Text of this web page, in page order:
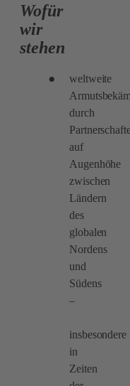
Wofür
wir
stehen
weltweite
durch
auf
Augenhöhe
zwischen
Ländern
des
globalen
Nordens
und
Südens
–
insbesondere
in
Zeiten